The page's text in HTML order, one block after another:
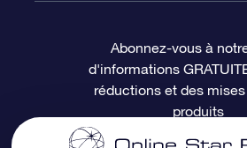
Questions fréquemment
Revues
Carte cadeau OSR
Page d’accueil personnalisée
Informations de paiement
Informations d’expédition
Abonnez-vous à
d'informations
réductions et des
produits